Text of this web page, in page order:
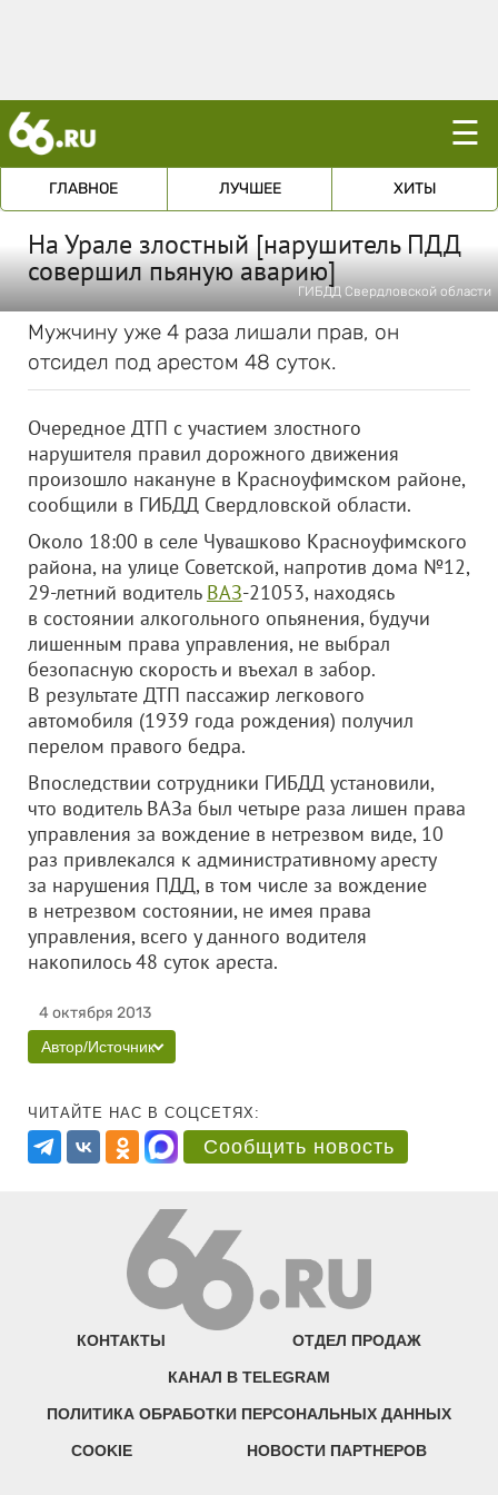
☰
ГЛАВНОЕ ЛУЧШЕЕ ХИТЫ
На Урале злостный [нарушитель ПДД
совершил пьяную аварию]
ГИБДД Свердловской области
Мужчину уже 4 раза лишали прав, он
отсидел под арестом 48 суток.
Очередное ДТП с участием злостного
нарушителя правил дорожного движения
произошло накануне в Красноуфимском районе,
сообщили в ГИБДД Свердловской области.
Около 18:00 в селе Чувашково Красноуфимского
района, на улице Советской, напротив дома №12,
29-летний водитель ВАЗ-21053, находясь
в состоянии алкогольного опьянения, будучи
лишенным права управления, не выбрал
безопасную скорость и въехал в забор.
В результате ДТП пассажир легкового
автомобиля (1939 года рождения) получил
перелом правого бедра.
Впоследствии сотрудники ГИБДД установили,
что водитель ВАЗа был четыре раза лишен права
управления за вождение в нетрезвом виде, 10
раз привлекался к административному аресту
за нарушения ПДД, в том числе за вождение
в нетрезвом состоянии, не имея права
управления, всего у данного водителя
накопилось 48 суток ареста.
4 октября 2013
Автор/Источник
ЧИТАЙТЕ НАС В СОЦСЕТЯХ:
Сообщить новость
КОНТАКТЫ ОТДЕЛ ПРОДАЖ
КАНАЛ В TELEGRAM
ПОЛИТИКА ОБРАБОТКИ ПЕРСОНАЛЬНЫХ ДАННЫХ
COOKIE НОВОСТИ ПАРТНЕРОВ